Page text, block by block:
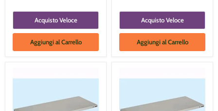
Acquisto Veloce
Aggiungi al Carrello
Acquisto Veloce
Aggiungi al Carrello